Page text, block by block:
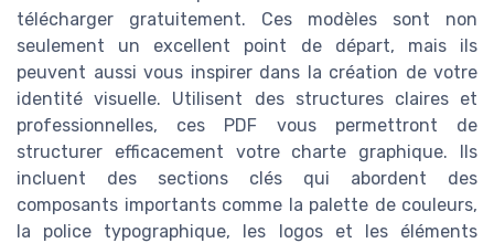
télécharger gratuitement. Ces modèles sont non
seulement un excellent point de départ, mais ils
peuvent aussi vous inspirer dans la création de votre
identité visuelle. Utilisent des structures claires et
professionnelles, ces PDF vous permettront de
structurer efficacement votre charte graphique. Ils
incluent des sections clés qui abordent des
composants importants comme la palette de couleurs,
la police typographique, les logos et les éléments